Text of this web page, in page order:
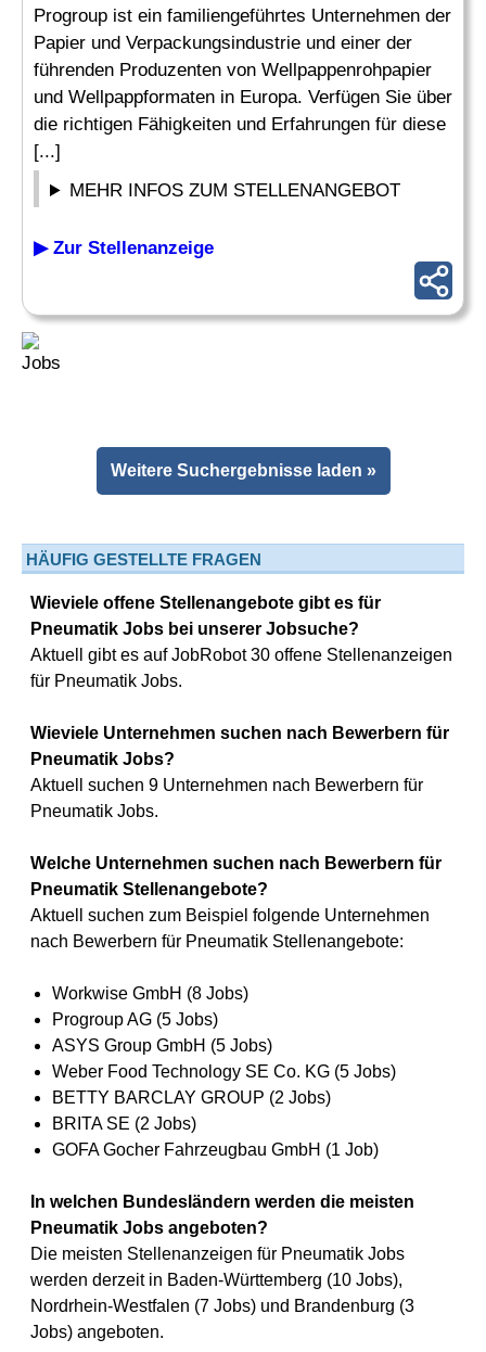
Progroup ist ein familiengeführtes Unternehmen der
Papier und Verpackungsindustrie und einer der
führenden Produzenten von Wellpappenrohpapier
und Wellpappformaten in Europa. Verfügen Sie über
die richtigen Fähigkeiten und Erfahrungen für diese
[...]
MEHR INFOS ZUM STELLENANGEBOT
▶ Zur Stellenanzeige
Weitere Suchergebnisse laden »
HÄUFIG GESTELLTE FRAGEN
Wieviele offene Stellenangebote gibt es für
Pneumatik Jobs bei unserer Jobsuche?
Aktuell gibt es auf JobRobot 30 offene Stellenanzeigen
für Pneumatik Jobs.
Wieviele Unternehmen suchen nach Bewerbern für
Pneumatik Jobs?
Aktuell suchen 9 Unternehmen nach Bewerbern für
Pneumatik Jobs.
Welche Unternehmen suchen nach Bewerbern für
Pneumatik Stellenangebote?
Aktuell suchen zum Beispiel folgende Unternehmen
nach Bewerbern für Pneumatik Stellenangebote:
Workwise GmbH (8 Jobs)
Progroup AG (5 Jobs)
ASYS Group GmbH (5 Jobs)
Weber Food Technology SE Co. KG (5 Jobs)
BETTY BARCLAY GROUP (2 Jobs)
BRITA SE (2 Jobs)
GOFA Gocher Fahrzeugbau GmbH (1 Job)
In welchen Bundesländern werden die meisten
Pneumatik Jobs angeboten?
Die meisten Stellenanzeigen für Pneumatik Jobs
werden derzeit in Baden-Württemberg (10 Jobs),
Nordrhein-Westfalen (7 Jobs) und Brandenburg (3
Jobs) angeboten.